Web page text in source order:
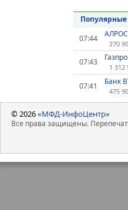
07:44
270
07:43
1
07:41 Банк
475
© 2026«МФД-ИнфоЦентр»
Все права защищены.